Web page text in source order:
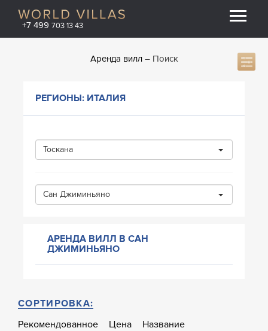
+7 499 703 13 43
Аренда вилл Поиск
РЕГИОНЫ: ИТАЛИЯ
Тоскана
Сан Джиминьяно
АРЕНДА ВИЛЛ В САН
ДЖИМИНЬЯНО
СОРТИРОВКА:
Рекомендованное
Цена Название